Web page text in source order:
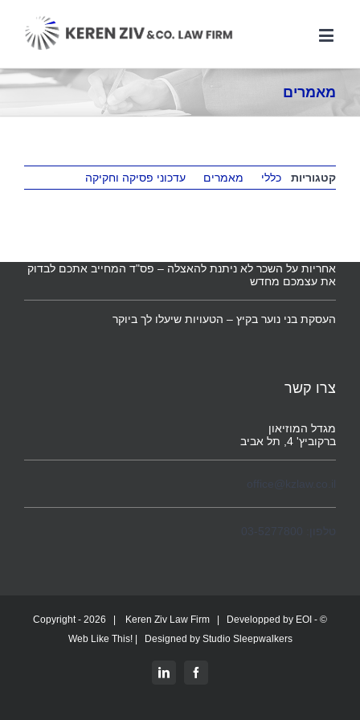
מאמרים
קטגוריות כללי מאמרים עדכוני פסיקה וחקיקה
המשפט הקיבוצי. הצוות המוביל של המשרד שימש בתפקידים
בכירים בהסתדרות, אשר הקנו לו ידע מקיף אודות התנהלותם של
ארגוני עובדים. הניסיון העשיר מבטיח ניהול יעיל של משברים ביחסי
הליכי משא ומתן להסכמים קיבוציים ותכניות הפרטה, הבראה
מלכודת העמלות – מהו השכר הקובע לפנסיה ולשעות נוספות ?
אחריות על השכר לא ניתנת להאצלה – פס"ד המחייב אתכם לבדוק
את עצמכם מחדש
העסקת בני נוער בקיץ – הטעויות שיעלו לך ביוקר
צרו קשר
מגדל המוזיאון
ברקוביץ' 4, תל אביב
office@kzlaw.co.il
טלפון: 03-5277800
© Copyright -
2026 | Keren Ziv Law Firm | Developped by EOI -
Web Like This!| Designed by Studio Sleepwalkers